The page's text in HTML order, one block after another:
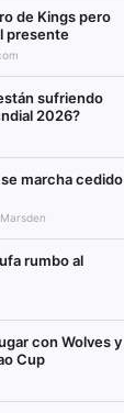
de Kings pero
presente
sufriendo
2026?
marcha cedido
rumbo al
con Wolves y
Cup